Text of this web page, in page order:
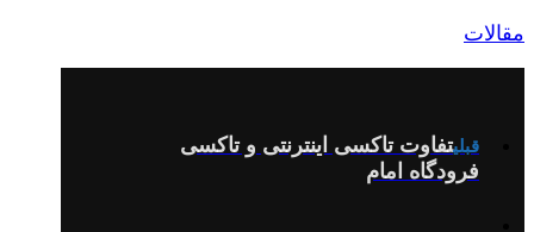
مقالات
قبلیتفاوت تاکسی اینترنتی و تاکسی
فرودگاه امام‎